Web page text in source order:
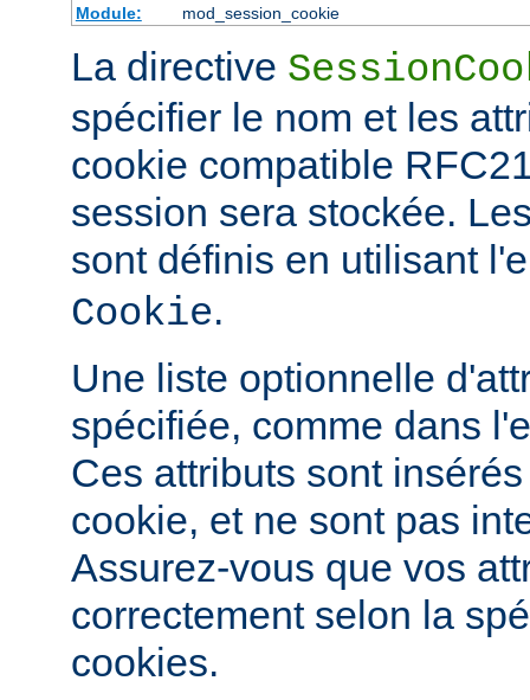
Module: mod_session_cookie
La directive
spécifier le nom et les
cookie compatible
session sera stockée.
sont définis en utilisant
Cookie.
Une liste optionnelle
spécifiée, comme dans
Ces attributs sont
cookie, et ne sont pas
Assurez-vous que vos
correctement selon la
cookies.